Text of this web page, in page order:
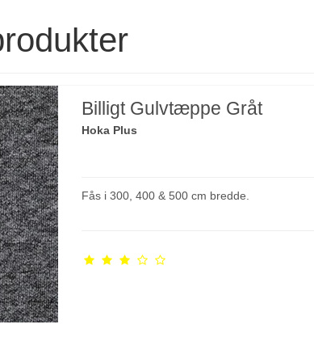
Billigt Gulvtæppe Gråt
Hoka Plus
Fås i 300, 400 & 500 cm bredde.